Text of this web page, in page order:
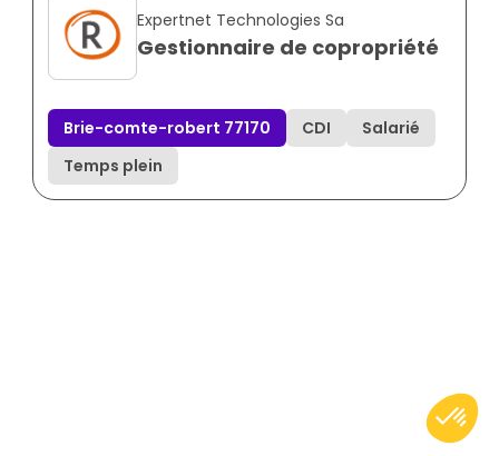
Expertnet Technologies Sa
Gestionnaire de copropriété
Brie-comte-robert 77170 CDI
Salarié
Temps plein